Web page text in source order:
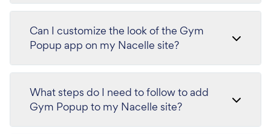
Can I customize the look of the Gym
Popup app on my Nacelle site?
What steps do I need to follow to add
Gym Popup to my Nacelle site?